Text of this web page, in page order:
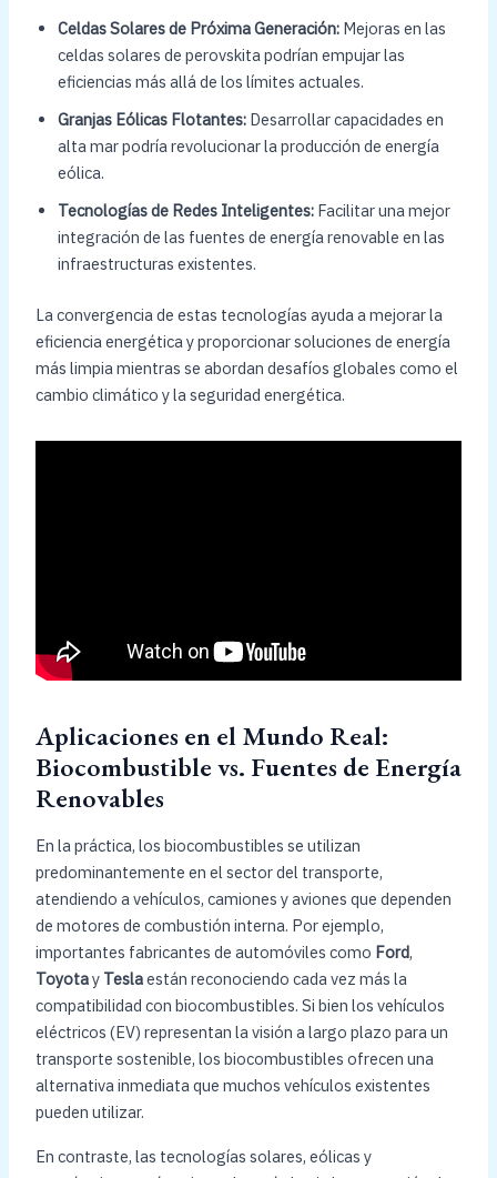
Celdas Solares de Próxima Generación:Mejoras en las
celdas solares de perovskita podrían empujar las
eficiencias más allá de los límites actuales.
Granjas Eólicas Flotantes:Desarrollar capacidades en
alta mar podría revolucionar la producción de energía
eólica.
Tecnologías de Redes Inteligentes:Facilitar una mejor
integración de las fuentes de energía renovable en las
infraestructuras existentes.
La convergencia de estas tecnologías ayuda a mejorar la
eficiencia energética y proporcionar soluciones de energía
más limpia mientras se abordan desafíos globales como el
cambio climático y la seguridad energética.
Aplicaciones en el Mundo Real:
Biocombustible vs. Fuentes de Energía
Renovables
En la práctica, los biocombustibles se utilizan
predominantemente en el sector del transporte,
atendiendo a vehículos, camiones y aviones que dependen
de motores de combustión interna. Por ejemplo,
importantes fabricantes de automóviles como Ford,
Toyotay Teslaestán reconociendo cada vez más la
compatibilidad con biocombustibles. Si bien los vehículos
eléctricos (EV) representan la visión a largo plazo para un
transporte sostenible, los biocombustibles ofrecen una
alternativa inmediata que muchos vehículos existentes
pueden utilizar.
En contraste, las tecnologías solares, eólicas y